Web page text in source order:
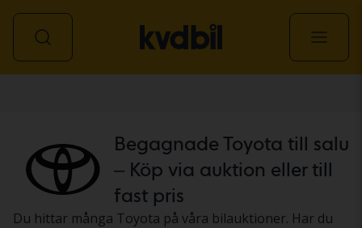
Begagnade Toyota till salu
– Köp via auktion eller till
fast pris
Du hittar många Toyota på våra bilauktioner. Har du